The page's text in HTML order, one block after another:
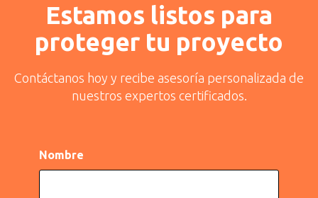
Estamos listos para
proteger tu proyecto
Contáctanos hoy y recibe asesoría personalizada de
nuestros expertos certificados.
Nombre